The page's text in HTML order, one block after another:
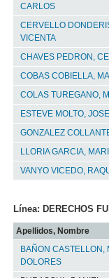
CARLOS
CERVELLO
VICENTA
CHAVES PEDRON,
COBAS COBIELLA,
COLAS TUREGANO,
ESTEVE MOLTO,
GONZALEZ
LLORIA GARCIA,
VANYO VICEDO,
Línea: DERECHOS
Apellidos, Nombre
BAÑON CASTELLON,
DOLORES